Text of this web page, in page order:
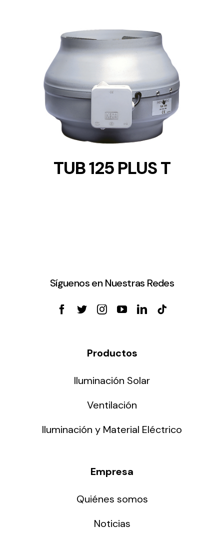
DETAILS
TUB 125 PLUS T
Síguenos en Nuestras Redes
Productos
Iluminación Solar
Ventilación
Iluminación y Material Eléctrico
Empresa
Quiénes somos
Noticias